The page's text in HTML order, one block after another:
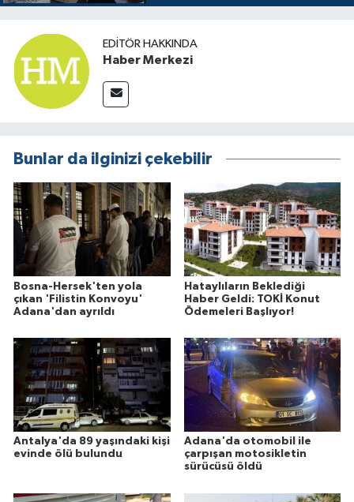
EDITÖR HAKKINDA
Haber Merkezi
Bunlar da ilginizi çekebilir
Bosna-Hersek'ten yola
çıkan 'Filistin Konvoyu'
Adana'dan ayrıldı
Hataylıların Beklediği
Haber Geldi: TOKİ Konut
Ödemeleri Başlıyor!
Antalya'da 89 yaşındaki kişi
evinde ölü bulundu
Adana'da otomobil ile
çarpışan motosikletin
sürücüsü öldü